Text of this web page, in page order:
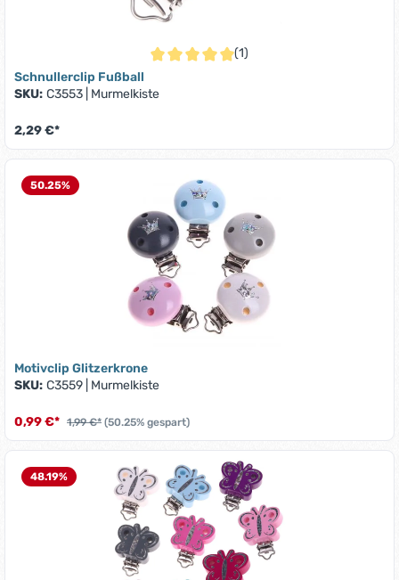
(1)
Schnullerclip Fußball
SKU: C3553 Murmelkiste
2,29 €*
50.25%
Motivclip Glitzerkrone
SKU: C3559 Murmelkiste
0,99 €* 1,99 €* (50.25% gespart)
48.19%